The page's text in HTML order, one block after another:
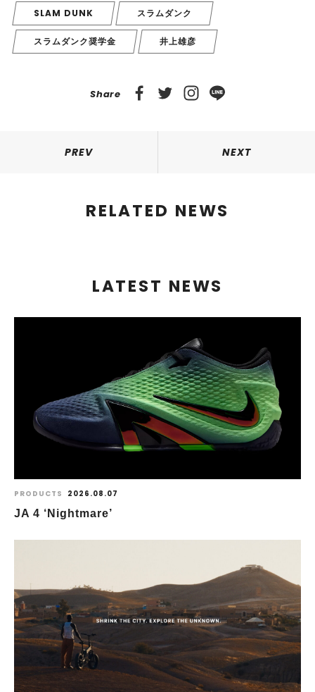
SLAM DUNK スラムダンク
スラムダンク奨学金 井上雄彦
Share
PREV NEXT
RELATED NEWS
LATEST NEWS
PRODUCTS 2026.08.07
JA 4 ‘Nightmare’